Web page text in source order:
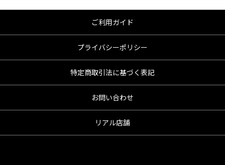
ご利用ガイド
プライバシーポリシー
特定商取引法に基づく表記
お問い合わせ
リアル店舗